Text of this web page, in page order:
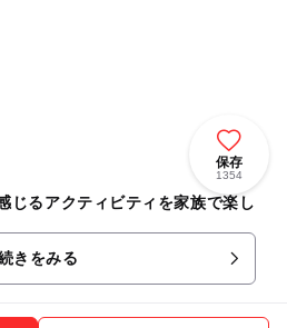
保存
1354
じるアクティビティを家族で楽し
きをみる